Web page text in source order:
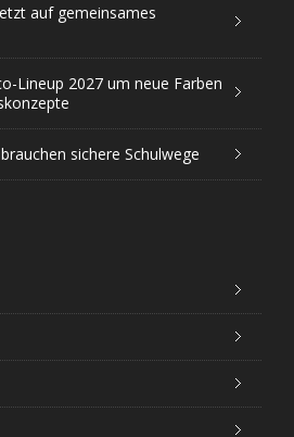
auf gemeinsames
Lineup 2027 um neue Farben
sichere Schulwege